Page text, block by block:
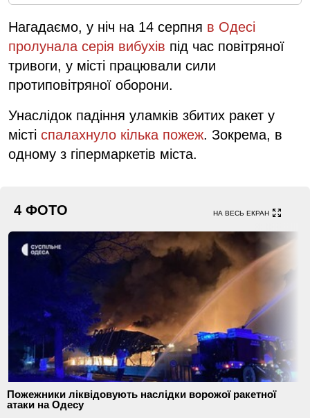
Нагадаємо, у ніч на 14 серпня в Одесі
пролунала серія вибухів під час повітряної
тривоги, у місті працювали сили
протиповітряної оборони.
Унаслідок падіння уламків збитих ракет у
місті спалахнуло кілька пожеж. Зокрема, в
одному з гіпермаркетів міста.
4 ФОТО НА ВЕСЬ ЕКРАН
Пожежники ліквідовують наслідки ворожої ракетної
атаки на Одесу